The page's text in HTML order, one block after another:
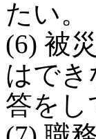
たい。
(6) 被
はで
答をし